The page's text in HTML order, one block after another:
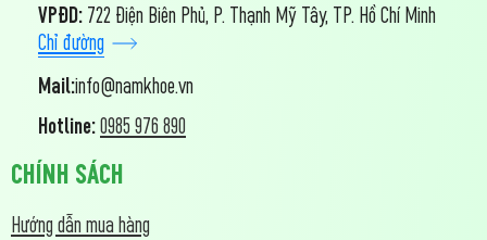
VPĐD: 722 Điện Biên Phủ, P. Thạnh Mỹ Tây, TP. Hồ Chí Minh
Chỉ đường
Mail:info@namkhoe.vn
Hotline:0985 976 890
CHÍNH SÁCH
Hướng dẫn mua hàng